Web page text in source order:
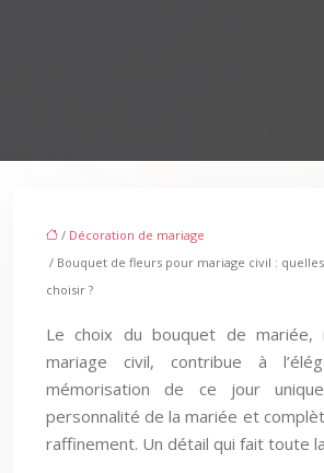
/ Décoration de mariage
/ Bouquet de fleurs pour mariage civil :
choisir ?
Le choix du bouquet de mariée,
mariage civil, contribue à
mémorisation de ce jour
personnalité de la mariée et
raffinement. Un détail qui fait toute